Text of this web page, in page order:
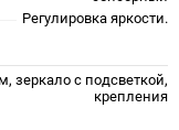
Регулировка яркости.
зеркало с подсветкой,
крепления